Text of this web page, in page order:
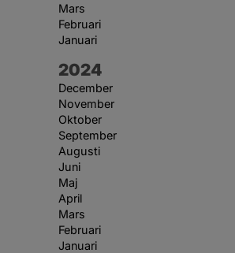
Mars
Februari
Januari
År:
2024
December
November
Oktober
September
Augusti
Juni
Maj
April
Mars
Februari
Januari